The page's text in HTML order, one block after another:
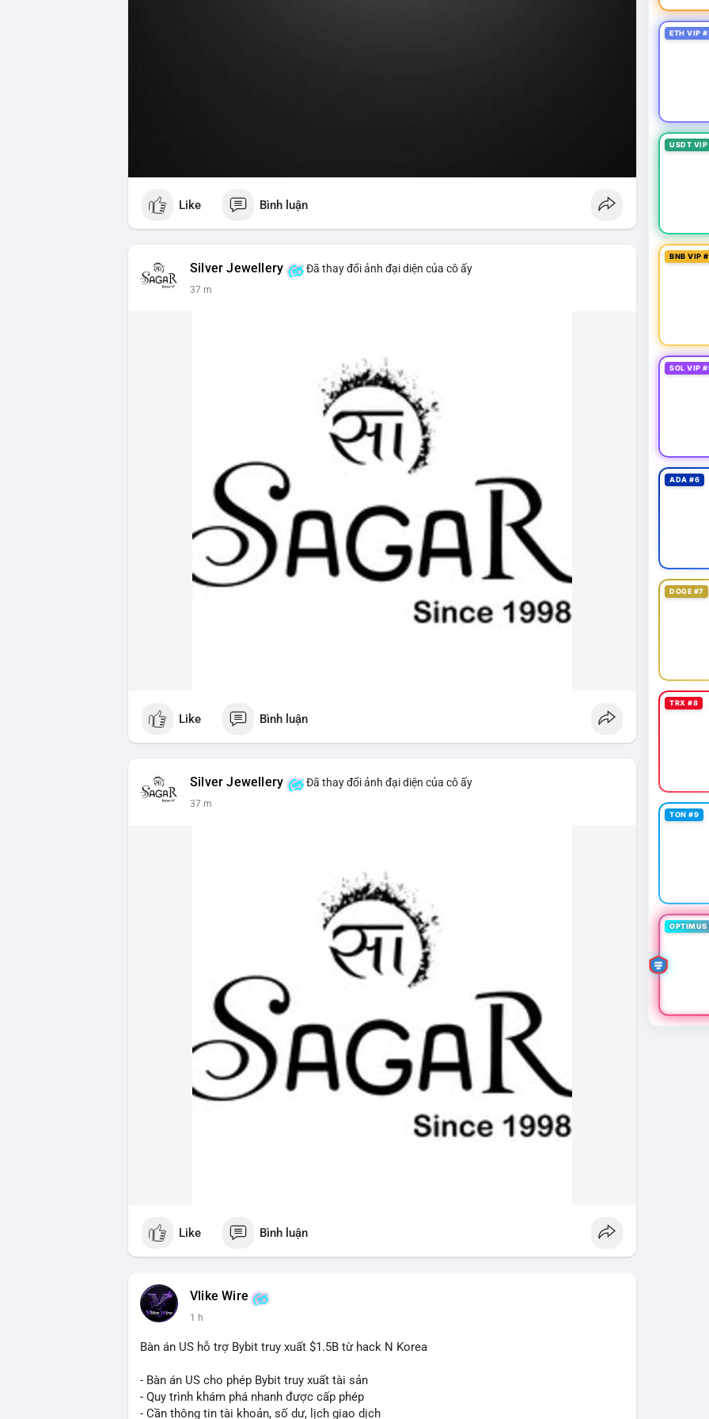
Like Bình luận
Silver Jewellery Đã thay đổi ảnh đại diện của cô ấy
37 m
Like Bình luận
Silver Jewellery Đã thay đổi ảnh đại diện của cô ấy
37 m
Like Bình luận
Vlike Wire
1 h
Bàn án US hỗ trợ Bybit truy xuất $1.5B từ hack N Korea
- Bàn án US cho phép Bybit truy xuất tài sản
- Quy trình khám phá nhanh được cấp phép
- Cần thông tin tài khoản, số dư, lịch giao dịch
ETH VIP
USDT
BNB VIP
SOL VIP
ADA #6
DOGE #7
TRX #8
TON #9
OPTIMUS